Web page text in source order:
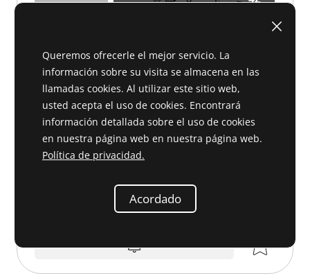
Queremos ofrecerle el mejor servicio. La
información sobre su visita se almacena en las
llamadas cookies. Al utilizar este sitio web,
usted acepta el uso de cookies. Encontrará
información detallada sobre el uso de cookies
en nuestra página web en nuestra página web.
Política de privacidad.
Acordado